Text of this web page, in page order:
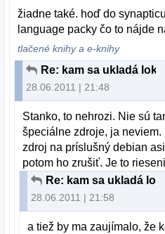
žiadne také. hoď do
language packy čo to nájde
tlačené knihy a e-knihy
28.06.2011 | 21:48
Stanko, to nehrozi. Nie sú
špeciálne zdroje, ja
zdroj na príslušný debian
potom ho zrušiť. Je to
28.06.2011 | 21:58
a tiež by ma zaujímalo, že